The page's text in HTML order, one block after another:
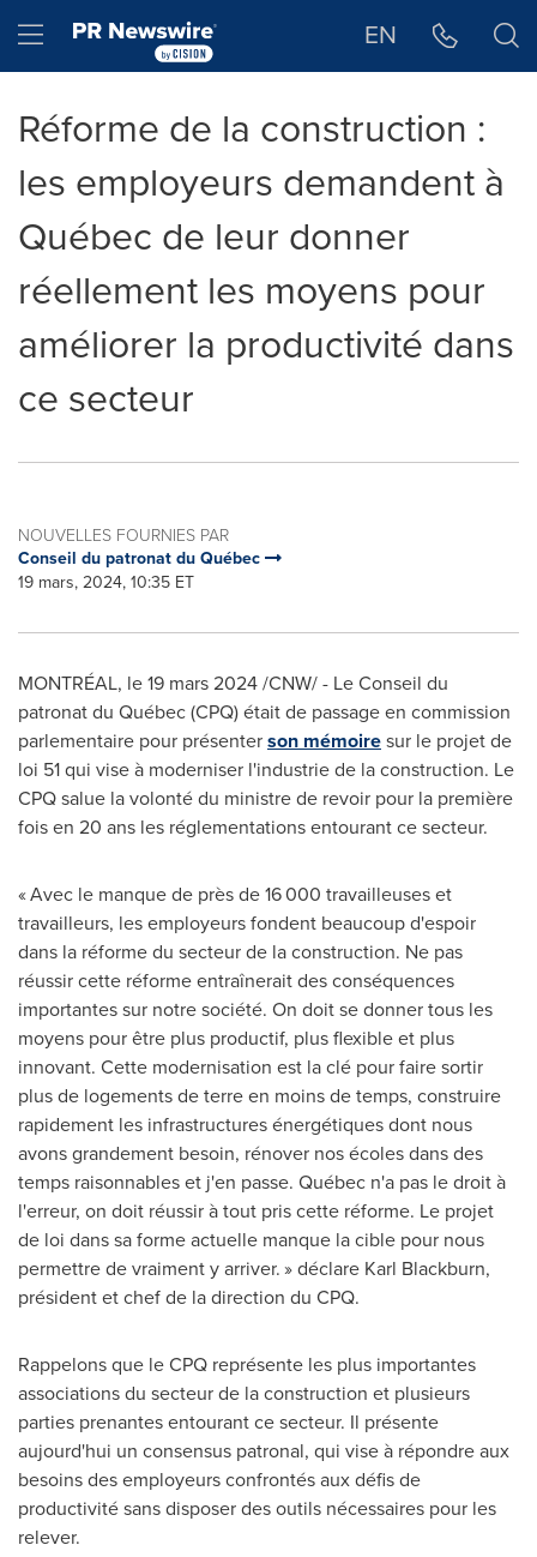
Hamburger menu EN
Réforme de la construction :
les employeurs demandent à
Québec de leur donner
réellement les moyens pour
améliorer la productivité dans
ce secteur
NOUVELLES FOURNIES PAR
Conseil du patronat du Québec
19 mars, 2024, 10:35 ET
MONTRÉAL, le 19 mars 2024/CNW/ - Le Conseil du
patronat du Québec (CPQ) était de passage en commission
parlementaire pour présenterson mémoiresur le projet de
loi 51 qui vise à moderniser l'industrie de la construction. Le
CPQ salue la volonté du ministre de revoir pour la première
fois en 20 ans les réglementations entourant ce secteur.
« Avec le manque de près de 16 000 travailleuses et
travailleurs, les employeurs fondent beaucoup d'espoir
dans la réforme du secteur de la construction. Ne pas
réussir cette réforme entraînerait des conséquences
importantes sur notre société. On doit se donner tous les
moyens pour être plus productif, plus flexible et plus
innovant. Cette modernisation est la clé pour faire sortir
plus de logements de terre en moins de temps, construire
rapidement les infrastructures énergétiques dont nous
avons grandement besoin, rénover nos écoles dans des
temps raisonnables et j'en passe. Québec n'a pas le droit à
l'erreur, on doit réussir à tout pris cette réforme. Le projet
de loi dans sa forme actuelle manque la cible pour nous
permettre de vraiment y arriver. » déclare Karl Blackburn,
président et chef de la direction du CPQ.
Rappelons que le CPQ représente les plus importantes
associations du secteur de la construction et plusieurs
parties prenantes entourant ce secteur. Il présente
aujourd'hui un consensus patronal, qui vise à répondre aux
besoins des employeurs confrontés aux défis de
productivité sans disposer des outils nécessaires pour les
relever.